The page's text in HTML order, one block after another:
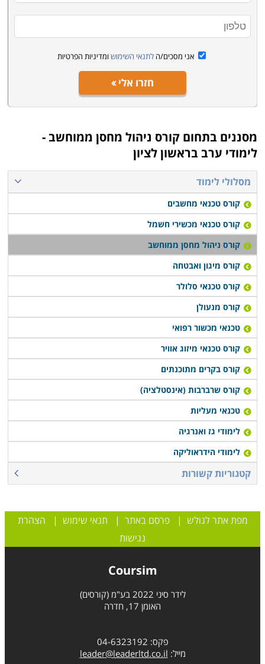
שהינם לעתים בלתי הפיכים.
האם ניתן לשלב בין הקורס לעבודה?
בין אם אתם עובדים בחברה בתפקיד זוטר במחסן ורוצים
להתקדם לתפקיד ניהולי ובין אם אתם עובדים בתחום אחר
לגמרי, הרי מדובר ברוב מקומות הלימוד בקורס, המתקיים
במסגרת לימודים גמישה, אשר מאפשרת שילוב יחד עם
להתקדם לעבודה בתחום.
קורס ניהול מחסן ממוחשב נערך פעם או פעמיים בשבוע,
תלוי במוסד הלימודים, כאשר בחלק המקומות תוכלו לקבל
אף שיעורי השלמה במידה ופספסתם את אחד השיעורים או
הדרכה דרך האינטרנט.
אני מסכים/ה לתנאי השימוש ומדיניות הפרטיות
חזרו אלי
מסננים בתחום קורס ניהול מחסן ממוחשב -
לימודי ערב בראשון לציון
מסלולי לימוד
קורס טכנאי מחשבים
קורס טכנאי מכשירי חשמל
קורס ניהול מחסן ממוחשב
קורס מיגון ואבטחה
קורס טכנאי סלולר
קורס מנעולן
טכנאי מכשור רפואי
קורס טכנאי מיזוג אוויר
קורס בקרים מתוכנתים
קורס שרברבות (אינסטלציה)
טכנאי מעליות
לימודי גז ואנרגיה
לימודי הידראוליקה
קטגוריות קשורות
מפת אתר לגולש |פרסם באתר | תנאי שימוש | הצהרת
נגישות
Coursim
לידר סיני 2022 בע"מ (קורסים)
האומן 17, חדרה
פקס: 04-6323192
מייל: leader@leaderltd.co.il